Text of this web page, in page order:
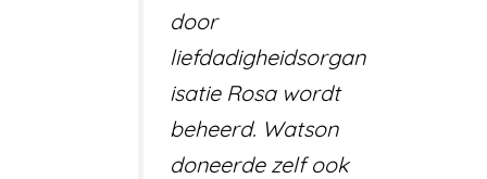
door
liefdadigheidsorgan
isatie Rosa wordt
beheerd. Watson
doneerde zelf ook